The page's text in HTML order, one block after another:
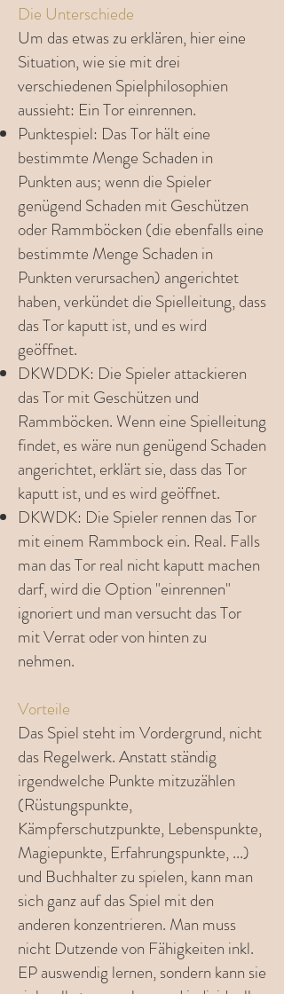
Die Unterschiede
Um das etwas zu erklären, hier eine
Situation, wie sie mit drei
verschiedenen Spielphilosophien
aussieht: Ein Tor einrennen.
Punktespiel: Das Tor hält eine
bestimmte Menge Schaden in
Punkten aus; wenn die Spieler
genügend Schaden mit Geschützen
oder Rammböcken (die ebenfalls eine
bestimmte Menge Schaden in
Punkten verursachen) angerichtet
haben, verkündet die Spielleitung, dass
das Tor kaputt ist, und es wird
geöffnet.
DKWDDK: Die Spieler attackieren
das Tor mit Geschützen und
Rammböcken. Wenn eine Spielleitung
findet, es wäre nun genügend Schaden
angerichtet, erklärt sie, dass das Tor
kaputt ist, und es wird geöffnet.
DKWDK: Die Spieler rennen das Tor
mit einem Rammbock ein. Real. Falls
man das Tor real nicht kaputt machen
darf, wird die Option "einrennen"
ignoriert und man versucht das Tor
mit Verrat oder von hinten zu
nehmen.
Vorteile
Das Spiel steht im Vordergrund, nicht
das Regelwerk. Anstatt ständig
irgendwelche Punkte mitzuzählen
(Rüstungspunkte,
Kämpferschutzpunkte, Lebenspunkte,
Magiepunkte, Erfahrungspunkte, ...)
und Buchhalter zu spielen, kann man
sich ganz auf das Spiel mit den
anderen konzentrieren. Man muss
nicht Dutzende von Fähigkeiten inkl.
EP auswendig lernen, sondern kann sie